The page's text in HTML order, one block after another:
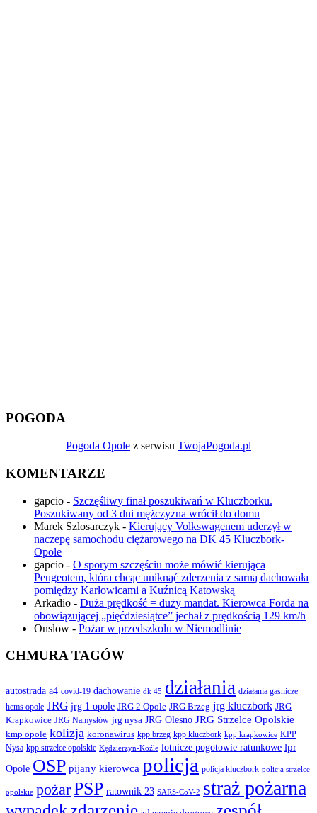
POGODA
Pogoda Opole z serwisu TwojaPogoda.pl
KOMENTARZE
gapcio - Szczęśliwy finał poszukiwań w Kluczborku.
Poszukiwany od 3 dni mężczyzna wrócił do domu
Marek Szlosarczyk - Kierujący Volkswagenem uderzył w
naczepę samochodu ciężarowego na DK 45 Kluczbork-
Opole
gapcio - O sporym szczęściu może mówić kierująca
Peugeotem, która chcąc uniknąć zderzenia z sarną dachowała
pomiędzy Karłowicami a Kuźnicą Katowską
Arkadio - Duża prędkość = duży mandat. Kierowca Forda na
obowiązującej „pięćdziesiątce” jechał z prędkością 129 km/h
Onslow - Pożar w przedszkolu w Niemodlinie
CHMURA TAGÓW
autostrada a4 covid-19 dachowanie dk 45 działania działania gaśnicze
hems opole JRG jrg 1 opole JRG 2 Opole JRG Brzeg jrg kluczbork JRG
Krapkowice JRG Namysłów jrg nysa JRG Olesno JRG Strzelce Opolskie
kmp opole kolizja koronawirus kpp brzeg kpp kluczbork kpp krapkowice KPP
Nysa kpp strzelce opolskie Kędzierzyn-Koźle lotnicze pogotowie ratunkowe lpr
Opole OSP pijany kierowca policja policja kluczbork policja strzelce
opolskie pożarPSP ratownik 23 SARS-CoV-2 straż pożarna